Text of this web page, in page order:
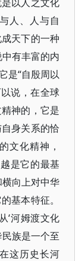
人、人与自
天下的一种
有丰富的内
是“自殷周以
说，在全球
神的，它是
身关系的恰
文化精神，
是它的最基
向上对中华
基本特征。
‘河姆渡文化
族是一个至
这历史长河